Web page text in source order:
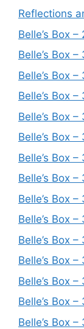
Reflections
Belle’s Box
Belle’s Box –
Belle’s Box –
Belle’s Box –
Belle’s Box –
Belle’s Box –
Belle’s Box –
Belle’s Box –
Belle’s Box –
Belle’s Box –
Belle’s Box –
Belle’s Box –
Belle’s Box –
Belle’s Box –
Belle’s Box –